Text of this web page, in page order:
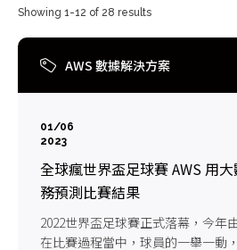
Showing 1-12 of 28 results
AWS 數據解決方案
01/06
2023
全球瘋世界盃足球賽 AWS 用
務預測比賽結果
2022世界盃足球賽正式落幕，今年
在比賽過程當中，球員的一舉一動